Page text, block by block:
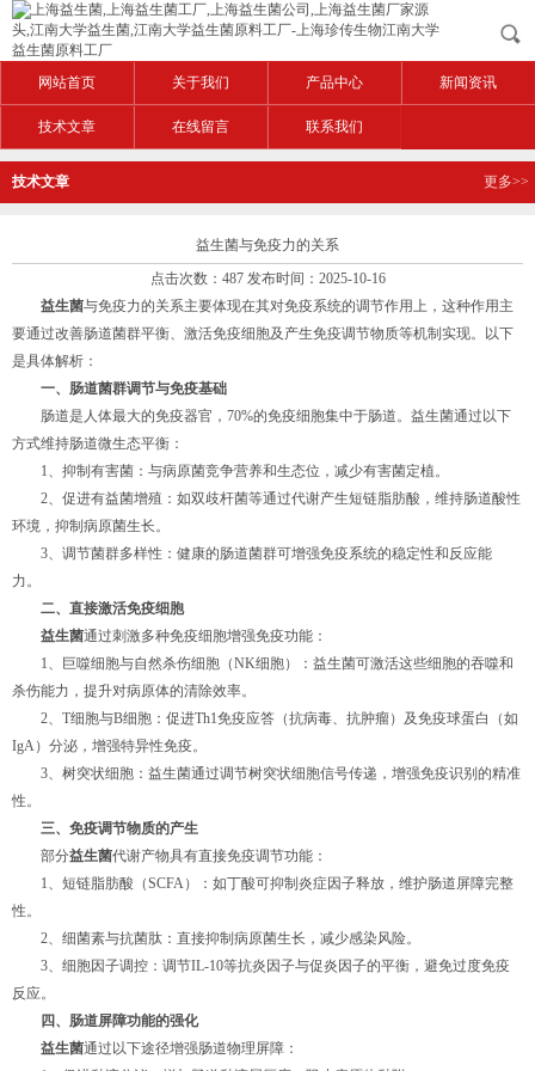
网站首页 关于我们 产品中心 新闻资讯
技术文章 在线留言 联系我们
技术文章 更多>>
益生菌与免疫力的关系
点击次数：487 发布时间：2025-10-16
益生菌与免疫力的关系主要体现在其对免疫系统的调节作用上，这种作用主
要通过改善肠道菌群平衡、激活免疫细胞及产生免疫调节物质等机制实现。以下
是具体解析：
一、肠道菌群调节与免疫基础
肠道是人体最大的免疫器官，70%的免疫细胞集中于肠道。益生菌通过以下
方式维持肠道微生态平衡：
1、抑制有害菌：与病原菌竞争营养和生态位，减少有害菌定植。
2、促进有益菌增殖：如双歧杆菌等通过代谢产生短链脂肪酸，维持肠道酸性
环境，抑制病原菌生长。
3、调节菌群多样性：健康的肠道菌群可增强免疫系统的稳定性和反应能
力。
二、直接激活免疫细胞
益生菌通过刺激多种免疫细胞增强免疫功能：
1、巨噬细胞与自然杀伤细胞（NK细胞）：益生菌可激活这些细胞的吞噬和
杀伤能力，提升对病原体的清除效率。
2、T细胞与B细胞：促进Th1免疫应答（抗病毒、抗肿瘤）及免疫球蛋白（如
IgA）分泌，增强特异性免疫。
3、树突状细胞：益生菌通过调节树突状细胞信号传递，增强免疫识别的精准
性。
三、免疫调节物质的产生
部分益生菌代谢产物具有直接免疫调节功能：
1、短链脂肪酸（SCFA）：如丁酸可抑制炎症因子释放，维护肠道屏障完整
性。
2、细菌素与抗菌肽：直接抑制病原菌生长，减少感染风险。
3、细胞因子调控：调节IL-10等抗炎因子与促炎因子的平衡，避免过度免疫
反应。
四、肠道屏障功能的强化
益生菌通过以下途径增强肠道物理屏障：